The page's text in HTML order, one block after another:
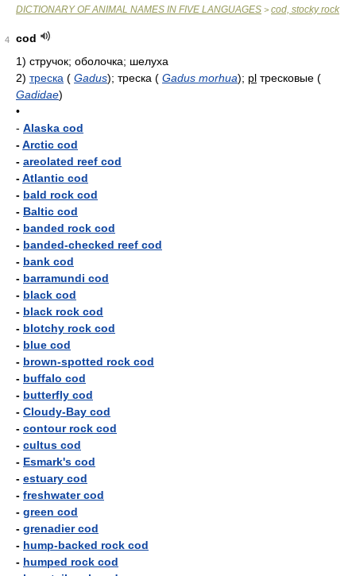
DICTIONARY OF ANIMAL NAMES IN FIVE LANGUAGES > cod, stocky rock
4
cod
1) стручок; оболочка; шелуха
2) треска ( Gadus); треска ( Gadus morhua); pl тресковые (
Gadidae)
•
- Alaska cod
-Arctic cod
- areolated reef cod
-Atlantic cod
- bald rock cod
- Baltic cod
- banded rock cod
- banded-checked reef cod
- bank cod
- barramundi cod
- black cod
- black rock cod
- blotchy rock cod
- blue cod
- brown-spotted rock cod
- buffalo cod
- butterfly cod
- Cloudy-Bay cod
- contour rock cod
- cultus cod
- Esmark's cod
- estuary cod
- freshwater cod
- green cod
- grenadier cod
- hump-backed rock cod
- humped rock cod